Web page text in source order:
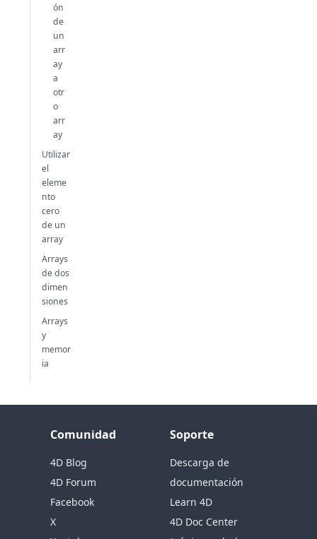
ón
de
un
arr
ay
a
otr
o
arr
ay
Utilizar
el
eleme
nto
cero
de un
array
Arrays
de dos
dimen
siones
Arrays
y
memor
ia
Comunidad
4D Blog
4D Forum
Facebook
X
Soporte
Descarga de
documentación
Learn 4D
4D Doc Center